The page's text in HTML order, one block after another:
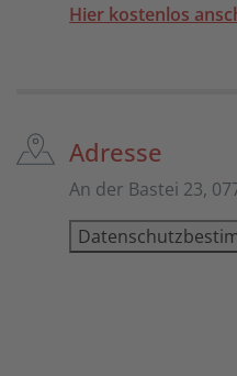
Hier kostenlos
Adresse
An der Bastei 23,